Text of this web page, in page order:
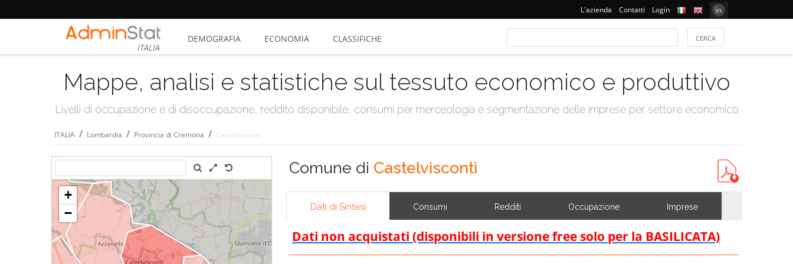
L'azienda Contatti Login
ITALIA
DEMOGRAFIA ECONOMIA CLASSIFICHE
Mappe, analisi e statistiche sul tessuto economico e produttivo
Livelli di occupazione e di disoccupazione, reddito disponibile, consumi per merceologia e segmentazione delle imprese per settore economico
ITALIA / Lombardia / Provincia di Cremona / Castelvisconti
Comune di Castelvisconti
Dati di Sintesi Consumi Redditi Occupazione Imprese
Dati non acquistati (disponibili in versione free solo per la BASILICATA)